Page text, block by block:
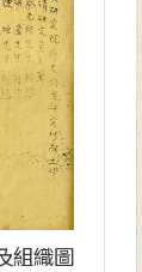
組織圖